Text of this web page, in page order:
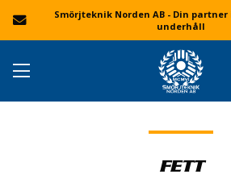
Smörjteknik Norden AB - Din
underhåll
FETT